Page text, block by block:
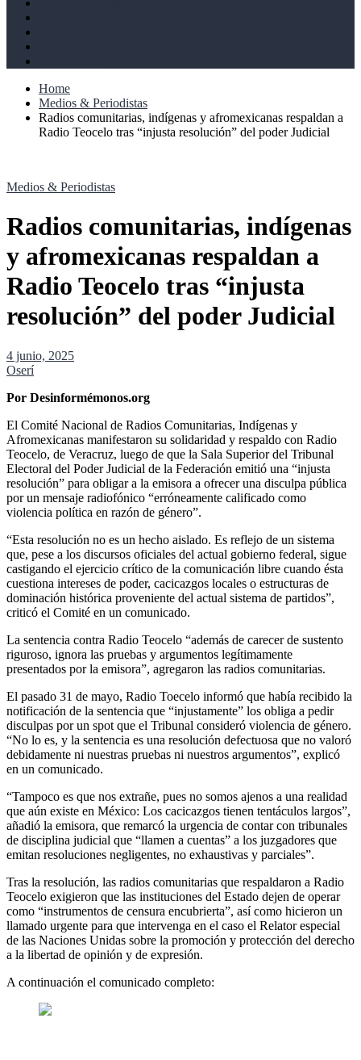
Home
Medios & Periodistas
Radios comunitarias, indígenas y afromexicanas respaldan a
Radio Teocelo tras “injusta resolución” del poder Judicial
Medios & Periodistas
Radios comunitarias, indígenas
y afromexicanas respaldan a
Radio Teocelo tras “injusta
resolución” del poder Judicial
4 junio, 2025
Oserí
Por Desinformémonos.org
El Comité Nacional de Radios Comunitarias, Indígenas y
Afromexicanas manifestaron su solidaridad y respaldo con Radio
Teocelo, de Veracruz, luego de que la Sala Superior del Tribunal
Electoral del Poder Judicial de la Federación emitió una “injusta
resolución” para obligar a la emisora a ofrecer una disculpa pública
por un mensaje radiofónico “erróneamente calificado como
violencia política en razón de género”.
“Esta resolución no es un hecho aislado. Es reflejo de un sistema
que, pese a los discursos oficiales del actual gobierno federal, sigue
castigando el ejercicio crítico de la comunicación libre cuando ésta
cuestiona intereses de poder, cacicazgos locales o estructuras de
dominación histórica proveniente del actual sistema de partidos”,
criticó el Comité en un comunicado.
La sentencia contra Radio Teocelo “además de carecer de sustento
riguroso, ignora las pruebas y argumentos legítimamente
presentados por la emisora”, agregaron las radios comunitarias.
El pasado 31 de mayo, Radio Toecelo informó que había recibido la
notificación de la sentencia que “injustamente” los obliga a pedir
disculpas por un spot que el Tribunal consideró violencia de género.
“No lo es, y la sentencia es una resolución defectuosa que no valoró
debidamente ni nuestras pruebas ni nuestros argumentos”, explicó
en un comunicado.
“Tampoco es que nos extrañe, pues no somos ajenos a una realidad
que aún existe en México: Los cacicazgos tienen tentáculos largos”,
añadió la emisora, que remarcó la urgencia de contar con tribunales
de disciplina judicial que “llamen a cuentas” a los juzgadores que
emitan resoluciones negligentes, no exhaustivas y parciales”.
Tras la resolución, las radios comunitarias que respaldaron a Radio
Teocelo exigieron que las instituciones del Estado dejen de operar
como “instrumentos de censura encubrierta”, así como hicieron un
llamado urgente para que intervenga en el caso el Relator especial
de las Naciones Unidas sobre la promoción y protección del derecho
a la libertad de opinión y de expresión.
A continuación el comunicado completo: